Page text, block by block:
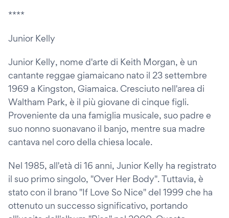
****
Junior Kelly
Junior Kelly, nome d'arte di Keith Morgan, è un
cantante reggae giamaicano nato il 23 settembre
1969 a Kingston, Giamaica. Cresciuto nell'area di
Waltham Park, è il più giovane di cinque figli.
Proveniente da una famiglia musicale, suo padre e
suo nonno suonavano il banjo, mentre sua madre
cantava nel coro della chiesa locale.
Nel 1985, all'età di 16 anni, Junior Kelly ha registrato
il suo primo singolo, "Over Her Body". Tuttavia, è
stato con il brano "If Love So Nice" del 1999 che ha
ottenuto un successo significativo, portando